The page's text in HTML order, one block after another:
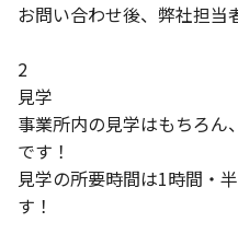
お問い合わせ後、弊社担当
2
見学
事業所内の見学はもちろん
です！
見学の所要時間は1時間・
す！